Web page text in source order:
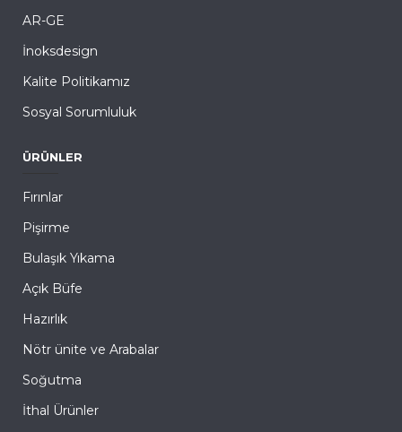
AR-GE
İnoksdesign
Kalite Politikamız
Sosyal Sorumluluk
ÜRÜNLER
Fırınlar
Pişirme
Bulaşık Yıkama
Açık Büfe
Hazırlık
Nötr ünite ve Arabalar
Soğutma
İthal Ürünler